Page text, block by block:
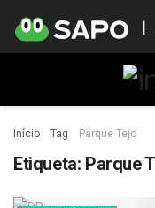
Início Tag Parque Tejo
Etiqueta: Parque